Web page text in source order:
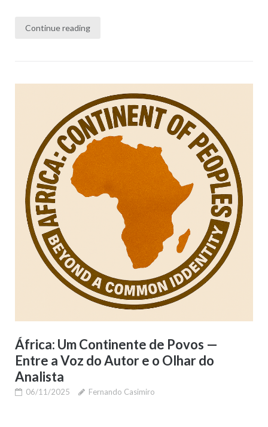
Continue reading
África: Um Continente de Povos —
Entre a Voz do Autor e o Olhar do
Analista
06/11/2025 Fernando Casimiro